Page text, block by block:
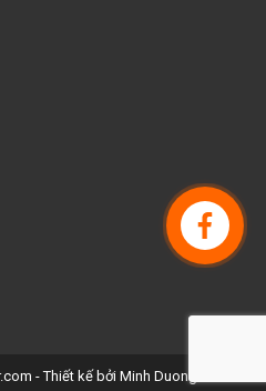
- Thiết kế bởi Minh Duong WEB